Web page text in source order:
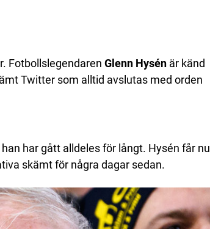
Fotbollslegendaren Glenn Hysén är känd
Twitter som alltid avslutas med orden
har gått alldeles för långt. Hysén får nu
skämt för några dagar sedan.